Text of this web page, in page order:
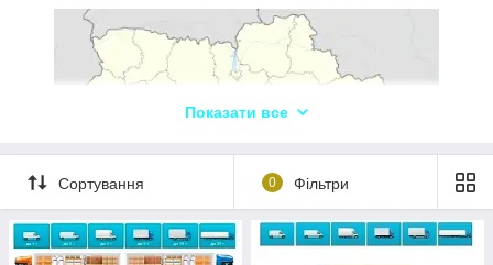
Показати все
Сортування 0 Фільтри